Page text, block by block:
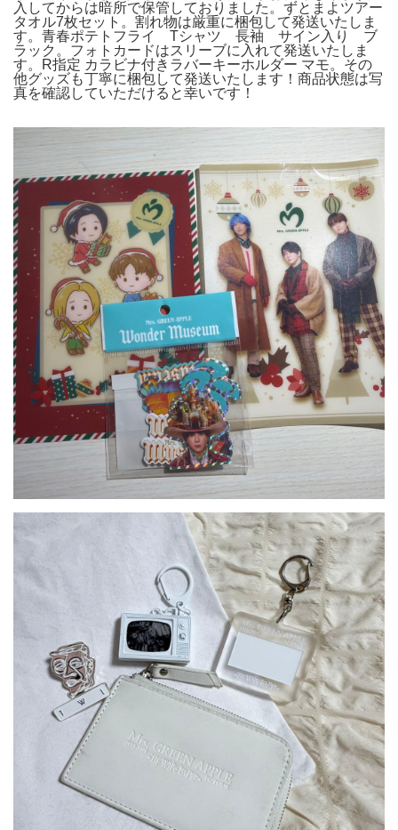
入してからは暗所で保管しておりました。ずとまよツアー
タオル7枚セット。割れ物は厳重に梱包して発送いたしま
す。青春ポテトフライ Tシャツ 長袖 サイン入り ブ
ラック。フォトカードはスリーブに入れて発送いたしま
す。R指定 カラビナ付きラバーキーホルダー マモ。その
他グッズも丁寧に梱包して発送いたします！商品状態は写
真を確認していただけると幸いです！